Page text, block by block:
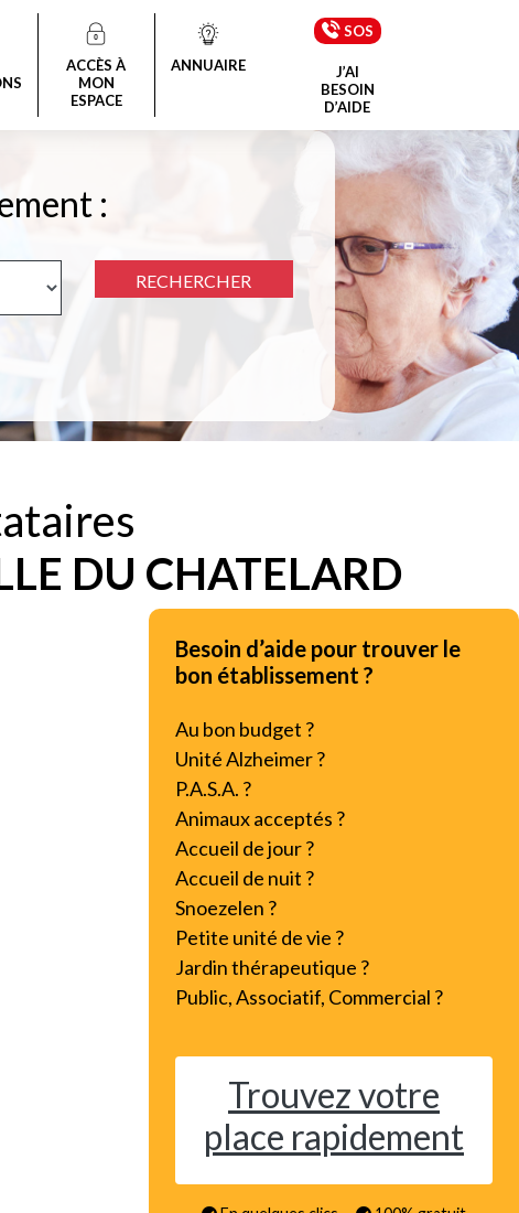
ACCÈS À
MON
ESPACE
ANNUAIRE
SOS
J’AI
BESOIN
D’AIDE
:
RECHERCHER
DU CHATELARD
Besoin d’aide pour trouver le
bon établissement ?
Au bon budget ?
Unité Alzheimer ?
P.A.S.A. ?
Animaux acceptés ?
Accueil de jour ?
Accueil de nuit ?
Snoezelen ?
Petite unité de vie ?
Jardin thérapeutique ?
Public, Associatif, Commercial ?
Trouvez votre
place rapidement